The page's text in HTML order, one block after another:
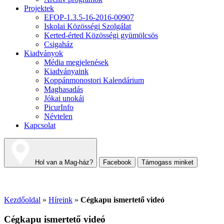
Projektek
EFOP-1.3.5-16-2016-00907
Iskolai Közösségi Szolgálat
Kerted-érted Közösségi gyümölcsös
Csigaház
Kiadványok
Média megjelenések
Kiadványaink
Koppánmonostori Kalendárium
Maghasadás
Jókai unokái
PicurInfo
Névtelen
Kapcsolat
Hol van a Mag-ház? Facebook Támogass minket
Kezdőoldal » Híreink » Cégkapu ismertető videó
Cégkapu ismertető videó